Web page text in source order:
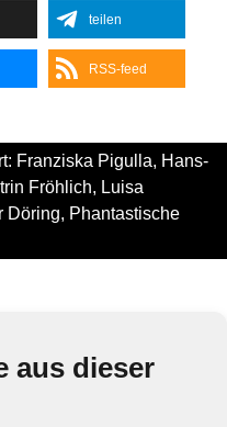
teilen
RSS-feed
Franziska Pigulla, Hans-
Fröhlich, Luisa
Döring, Phantastische
aus dieser